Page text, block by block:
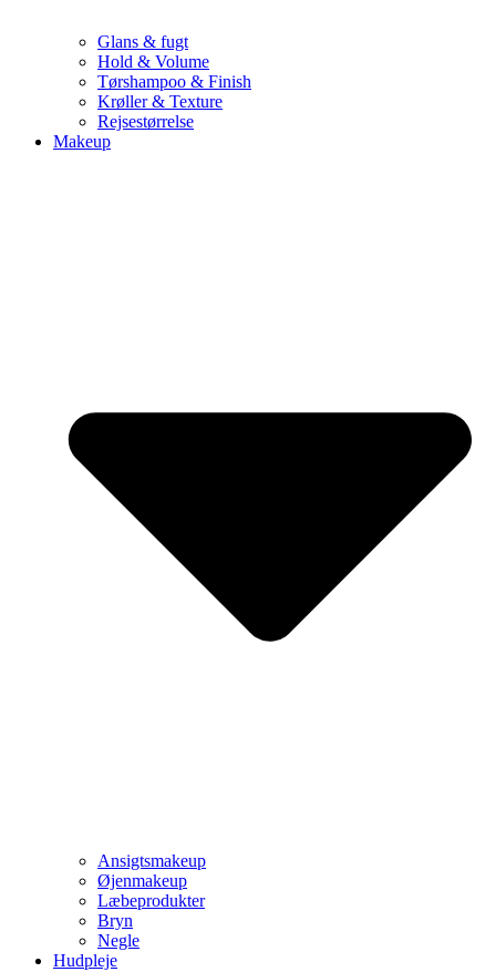
Glans & fugt
Hold & Volume
Tørshampoo & Finish
Krøller & Texture
Rejsestørrelse
Makeup
Ansigtsmakeup
Øjenmakeup
Læbeprodukter
Bryn
Negle
Hudpleje